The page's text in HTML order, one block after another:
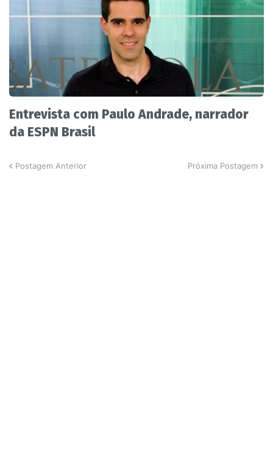
Entrevista com Paulo Andrade, narrador
da ESPN Brasil
Postagem Anterior Próxima Postagem